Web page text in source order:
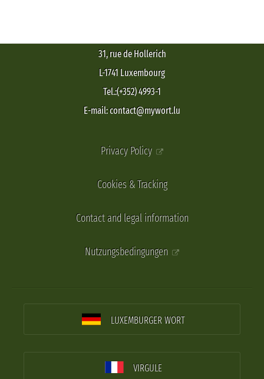
31, rue de Hollerich
L-1741 Luxembourg
Tel.:(+352) 4993-1
E-mail: contact@mywort.lu
Privacy Policy
Cookies & Tracking
Contact and legal information
Nutzungsbedingungen
LUXEMBURGER WORT
VIRGULE